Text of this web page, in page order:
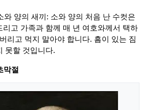
양의 새끼: 소와 양의 처음 난 수컷은
고 가족과 함께 매 년 여호와께서 택하
리고 먹지 말아야 합니다. 흠이 있는 짐
못할 것입니다.
막절